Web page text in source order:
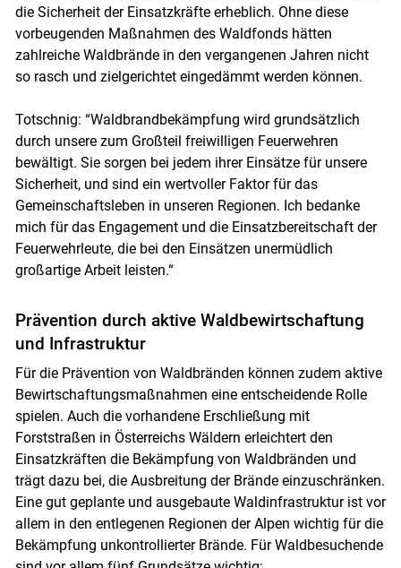
die Sicherheit der Einsatzkräfte erheblich. Ohne diese
vorbeugenden Maßnahmen des Waldfonds hätten
zahlreiche Waldbrände in den vergangenen Jahren nicht
so rasch und zielgerichtet eingedämmt werden können.
Totschnig: “Waldbrandbekämpfung wird grundsätzlich
durch unsere zum Großteil freiwilligen Feuerwehren
bewältigt. Sie sorgen bei jedem ihrer Einsätze für unsere
Sicherheit, und sind ein wertvoller Faktor für das
Gemeinschaftsleben in unseren Regionen. Ich bedanke
mich für das Engagement und die Einsatzbereitschaft der
Feuerwehrleute, die bei den Einsätzen unermüdlich
großartige Arbeit leisten.“
Prävention durch aktive Waldbewirtschaftung
und Infrastruktur
Für die Prävention von Waldbränden können zudem aktive
Bewirtschaftungsmaßnahmen eine entscheidende Rolle
spielen. Auch die vorhandene Erschließung mit
Forststraßen in Österreichs Wäldern erleichtert den
Einsatzkräften die Bekämpfung von Waldbränden und
trägt dazu bei, die Ausbreitung der Brände einzuschränken.
Eine gut geplante und ausgebaute Waldinfrastruktur ist vor
allem in den entlegenen Regionen der Alpen wichtig für die
Bekämpfung unkontrollierter Brände. Für Waldbesuchende